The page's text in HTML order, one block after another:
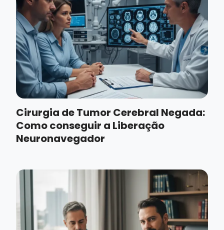
Cirurgia de Tumor Cerebral Negada:
Como conseguir a Liberação
Neuronavegador